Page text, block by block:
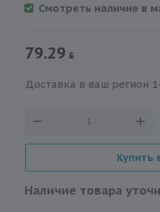
Смотреть наличие в
79.29
Доставка в ваш регион
Купить
Наличие товара